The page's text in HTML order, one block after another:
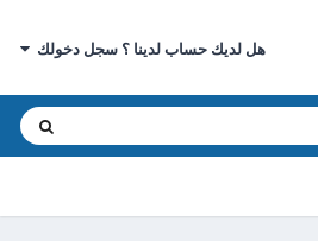
هل لديك حساب لدينا ؟ سجل دخولك